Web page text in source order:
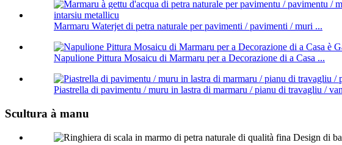
Marmaru Waterjet di petra naturale per pavimenti / pavimenti / muri ...
Napulione Pittura Mosaicu di Marmaru per a Decorazione di a Casa ...
Piastrella di pavimentu / muru in lastra di marmaru / pianu di travagliu /
Scultura à manu